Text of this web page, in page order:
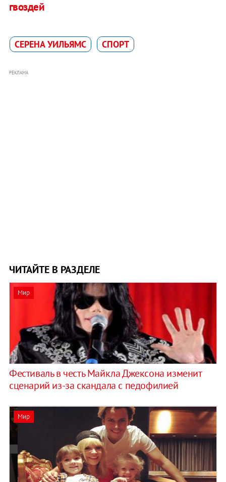
гвоздей
СЕРЕНА УИЛЬЯМС СПОРТ
РЕКЛАМА
ЧИТАЙТЕ В РАЗДЕЛЕ
Мир
Фестиваль в честь Майкла Джексона изменит
сценарий из-за скандала с педофилией
Мир